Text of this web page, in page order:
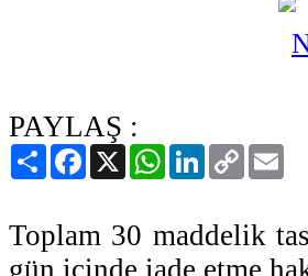
PAYLAŞ :
PaylaşFacebook
X WhatsAppLinkedIn
Copy
Link
Toplam 30 maddelik
gün içinde iade etme